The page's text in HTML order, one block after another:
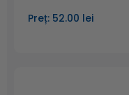
Preț: 52.00 lei